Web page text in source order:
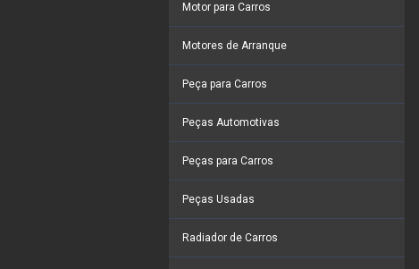
Motor para Carros
Motores de Arranque
Peça para Carros
Peças Automotivas
Peças para Carros
Peças Usadas
Radiador de Carros